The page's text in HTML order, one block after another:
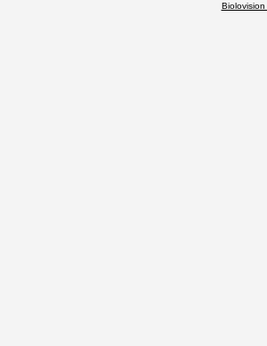
Biolovision